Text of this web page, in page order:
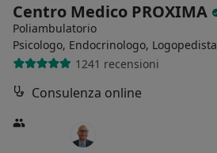
Centro Medico PROXIMA
Poliambulatorio
Psicologo, Endocrinologo, Logopedista
1241 recensioni
Consulenza online